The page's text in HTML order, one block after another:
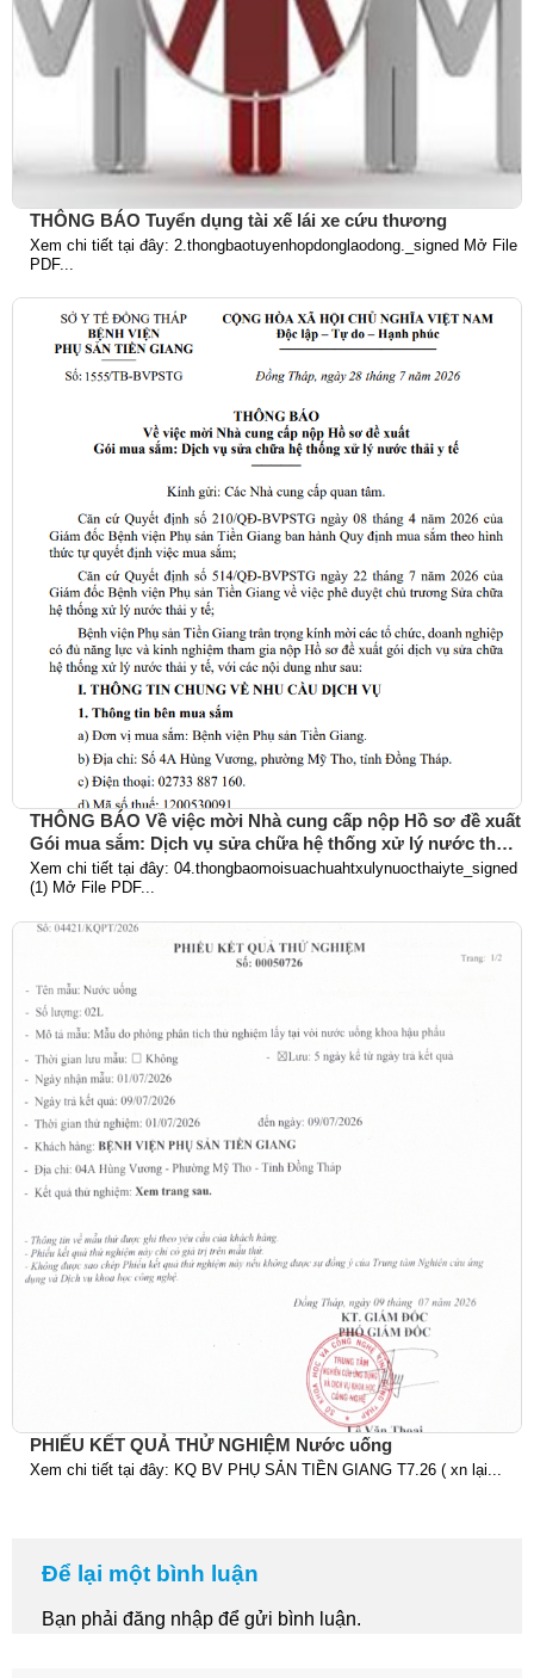
THÔNG BÁO Tuyển dụng tài xế lái xe cứu thương
Xem chi tiết tại đây: 2.thongbaotuyenhopdonglaodong._signed Mở File
PDF...
THÔNG BÁO Về việc mời Nhà cung cấp nộp Hồ sơ đề xuất
Gói mua sắm: Dịch vụ sửa chữa hệ thống xử lý nước thải
y tế
Xem chi tiết tại đây: 04.thongbaomoisuachuahtxulynuocthaiyte_signed
(1) Mở File PDF...
PHIẾU KẾT QUẢ THỬ NGHIỆM Nước uống
Xem chi tiết tại đây: KQ BV PHỤ SẢN TIỀN GIANG T7.26 ( xn lại...
Để lại một bình luận
Bạn phải đăng nhậpđể gửi bình luận.